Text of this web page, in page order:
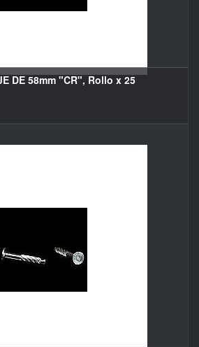
DE 58mm "CR", Rollo x 25